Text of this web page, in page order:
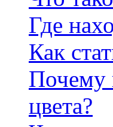
Где
Как
Почему
цвета?